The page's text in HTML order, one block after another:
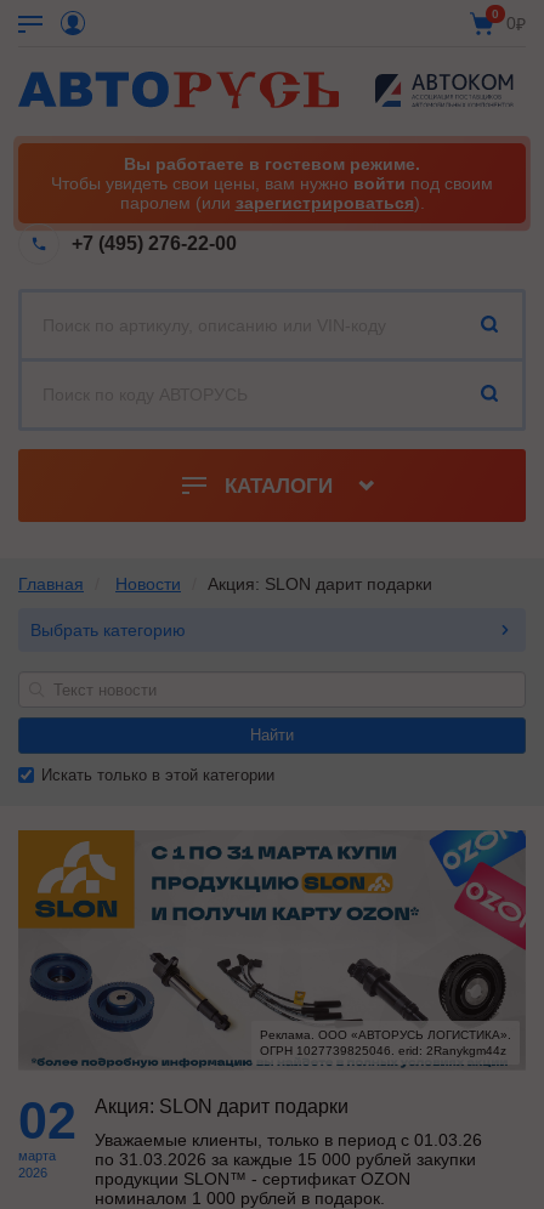
0 0₽
Вы работаете в гостевом режиме.
Чтобы увидеть свои цены, вам нужно войти под своим
паролем (или зарегистрироваться).
+7 (495) 276-22-00
КАТАЛОГИ
Главная Новости Акция: SLON дарит подарки
Выбрать категорию
Найти
Искать только в этой категории
Реклама. ООО «АВТОРУСЬ ЛОГИСТИКА».
ОГРН 1027739825046. erid: 2Ranykgm44z
02
марта
2026
Акция: SLON дарит подарки
Уважаемые клиенты, только в период с 01.03.26
по 31.03.2026 за каждые 15 000 рублей закупки
продукции SLON™ - сертификат OZON
номиналом 1 000 рублей в подарок.